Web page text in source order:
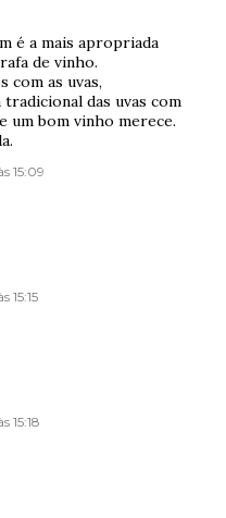
é a mais apropriada
de vinho.
com as uvas,
das uvas com
um bom vinho merece.
15:09
15:15
15:18